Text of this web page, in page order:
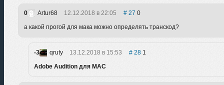
0 Artur68 12.12.2018 в 22:05 27 0
а какой прогой для мака можно определять транскод?
-3 qruty 13.12.2018 в 15:53 281
Adobe Audition для MAC